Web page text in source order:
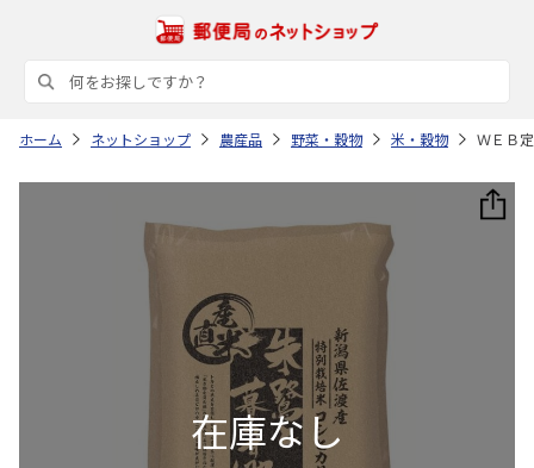
ホーム ネットショップ 農産品 野菜・穀物 米・穀物 ＷＥＢ